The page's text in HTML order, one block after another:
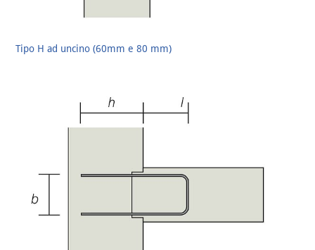
Tipo H ad uncino (60mm e 80 mm)